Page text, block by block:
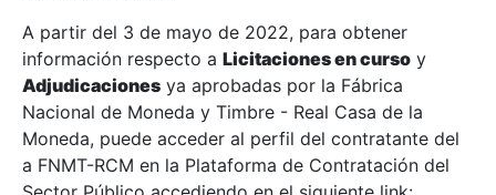
Erakutsi/Ezkutatu
Erakutsi/Ezkutatu
Erakutsi/Ezkutatu
A partir del 3 de mayo de 2022, para obtener
información respecto a Licitaciones en curso y
Adjudicaciones ya aprobadas por la Fábrica
Nacional de Moneda y Timbre - Real Casa de la
Moneda, puede acceder al perfil del contratante del
a FNMT-RCM en la Plataforma de Contratación del